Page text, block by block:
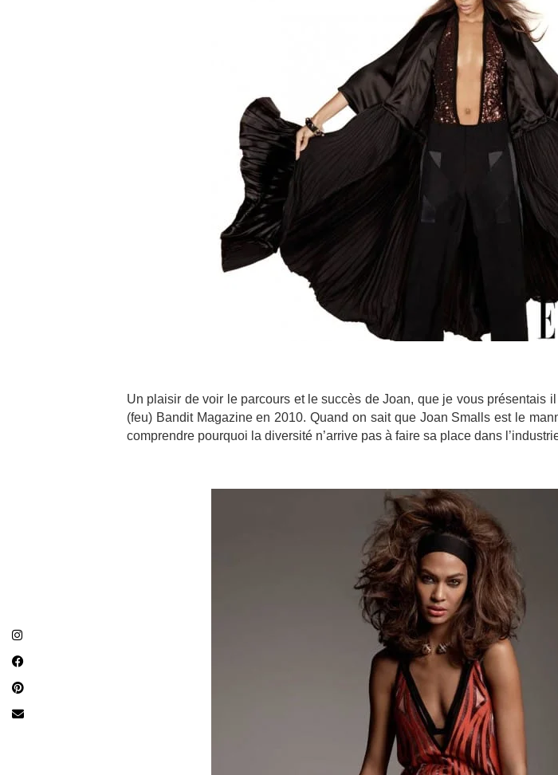
Un plaisir de voir le parcours et le succès de Joan, que je vous présentais
(feu) Bandit Magazine en 2010. Quand on sait que Joan Smalls est le
comprendre pourquoi la diversité n’arrive pas à faire sa place dans